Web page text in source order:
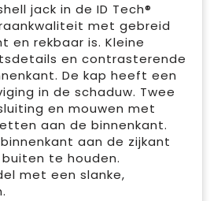
jack in de ID Tech®
met gebreid
en rekbaar is. Kleine
en contrasterende
De kap heeft een
in de schaduw. Twee
en mouwen met
aan de binnenkant.
aan de zijkant
te houden.
met een slanke,